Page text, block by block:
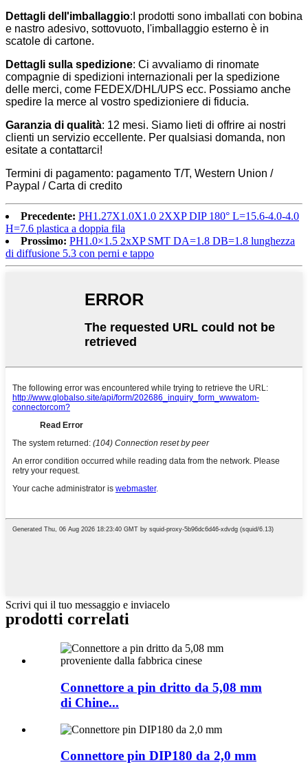
Dettagli dell'imballaggio:I prodotti sono imballati con bobina
e nastro adesivo, sottovuoto, l'imballaggio esterno è in
scatole di cartone.
Dettagli sulla spedizione: Ci avvaliamo di rinomate
compagnie di spedizioni internazionali per la spedizione
delle merci, come FEDEX/DHL/UPS ecc. Possiamo anche
spedire la merce al vostro spedizioniere di fiducia.
Garanzia di qualità: 12 mesi. Siamo lieti di offrire ai nostri
clienti un servizio eccellente. Per qualsiasi domanda, non
esitate a contattarci!
Termini di pagamento: pagamento T/T, Western Union /
Paypal / Carta di credito
Precedente: PH1.27X1.0X1.0 2XXP DIP 180° L=15.6-4.0-4.0
H=7.6 plastica a doppia fila
Prossimo: PH1.0×1.5 2xXP SMT DA=1.8 DB=1.8 lunghezza
di diffusione 5.3 con perni e tappo
Scrivi qui il tuo messaggio e inviacelo
prodotti correlati
Connettore a pin dritto da 5,08 mm
di Chine...
Connettore pin DIP180 da 2,0 mm